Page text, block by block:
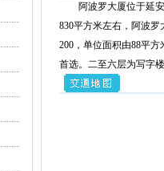
阿波罗大厦位于延
830平方米左右，阿波
200，单位面积由88平
首选。二至六层为写字